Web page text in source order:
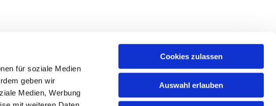
für soziale Medien
geben wir
Medien, Werbung
Cookies zulassen
Auswahl erlauben